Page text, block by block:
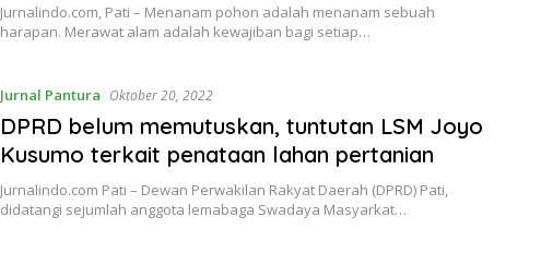
Jurnalindo.com, Pati – Menanam pohon adalah menanam sebuah
harapan. Merawat alam adalah kewajiban bagi setiap…
Jurnal Pantura Oktober 20, 2022
DPRD belum memutuskan, tuntutan LSM Joyo
Kusumo terkait penataan lahan pertanian
Jurnalindo.com Pati – Dewan Perwakilan Rakyat Daerah (DPRD) Pati,
didatangi sejumlah anggota lemabaga Swadaya Masyarkat…